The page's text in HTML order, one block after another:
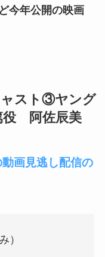
今年公開の映画
ャスト③ヤング
役 阿佐辰美
動画見逃し配信の
）